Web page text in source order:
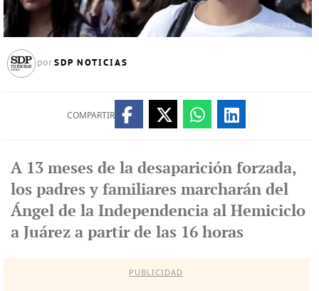
por SDP NOTICIAS
COMPARTIR
A 13 meses de la desaparición forzada,
los padres y familiares marcharán del
Ángel de la Independencia al Hemiciclo
a Juárez a partir de las 16 horas
PUBLICIDAD